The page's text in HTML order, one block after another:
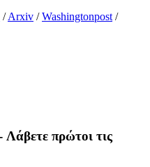
/Arxiv /Washingtonpost /
πρώτοι τις